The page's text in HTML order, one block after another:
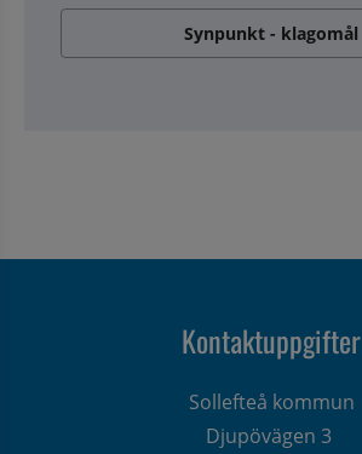
Synpunkt - klagomål
Kontaktuppgifter
Sollefteå kommun
Djupövägen 3